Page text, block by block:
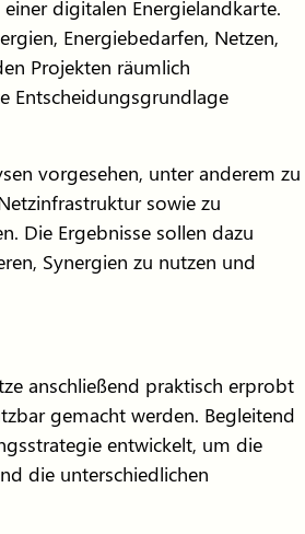
digitalen Energielandkarte.
Energiebedarfen, Netzen,
Projekten räumlich
Entscheidungsgrundlage
vorgesehen, unter anderem zu
sowie zu
Die Ergebnisse sollen dazu
Synergien zu nutzen und
anschließend praktisch erprobt
gemacht werden. Begleitend
entwickelt, um die
die unterschiedlichen